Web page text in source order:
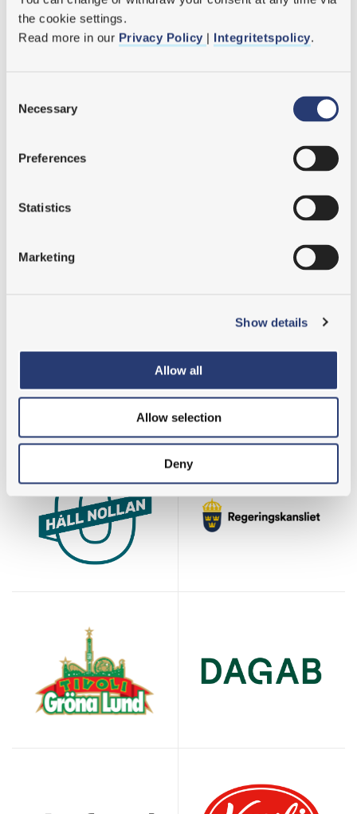
the cookie settings.
Read more in our Privacy Policy | Integritetspolicy.
Selection
Necessary
Preferences
Statistics
Marketing
Show details
Allow all
Allow selection
Deny